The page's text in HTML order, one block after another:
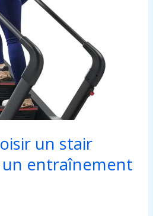
un stair
entraînement